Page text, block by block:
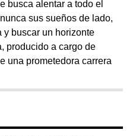
busca alentar a todo el
sus sueños de lado,
y buscar un horizonte
producido a cargo de
una prometedora carrera